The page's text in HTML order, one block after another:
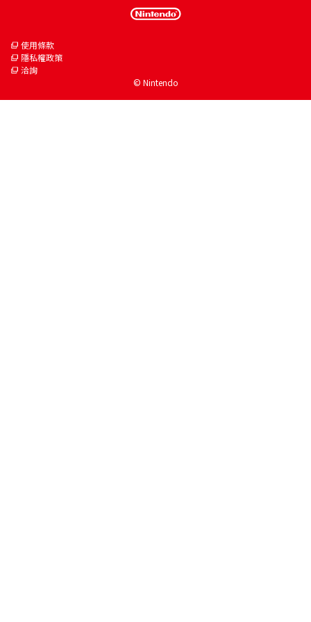
使用條款
隱私權政策
洽詢
© Nintendo